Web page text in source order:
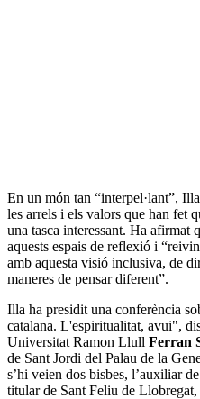
En un món tan “interpel·lant”,
les arrels i els valors que han fet
una tasca interessant. Ha afirmat
aquests espais de reflexió i
amb aquesta visió inclusiva, de
maneres de pensar diferent”.
Illa ha presidit una conferència
catalana. L'espiritualitat, avui",
Universitat Ramon Llull Ferran
de Sant Jordi del Palau de la
s’hi veien dos bisbes, l’auxiliar
titular de Sant Feliu de